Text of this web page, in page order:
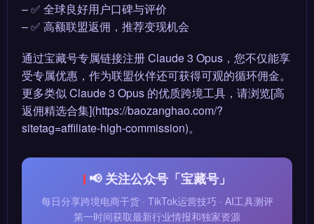
– ✅ 全球良好用户口碑与评价
– ✅ 高额联盟返佣，推荐变现机会
通过宝藏号专属链接注册 Claude 3 Opus，您不仅能享
受专属优惠，作为联盟伙伴还可获得可观的循环佣金。
更多类似 Claude 3 Opus 的优质跨境工具，请浏览[高
返佣精选合集](https://baozanghao.com/?
sitetag=affiliate-high-commission)。
📢 关注公众号「宝藏号」
每日分享跨境电商干货 · TikTok运营技巧 · AI工具测评
第一时间获取最新行业情报和独家资源